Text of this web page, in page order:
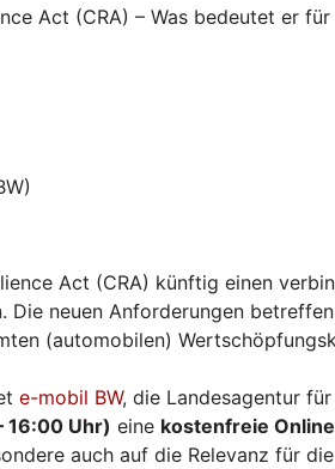
Act (CRA) – Was bedeutet er
Act (CRA) künftig einen
neuen Anforderungen
(automobilen)
e-mobil BW, die Landesagentur
16:00 Uhr) eine kostenfreie
auch auf die Relevanz für